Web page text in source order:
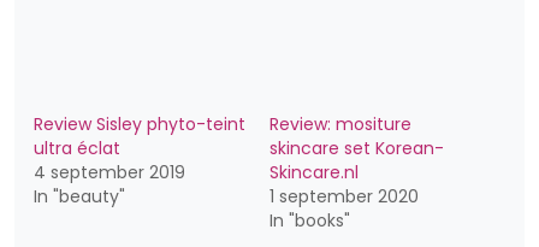
Review Sisley phyto-teint
ultra éclat
4 september 2019
In "beauty"
Review: mositure
skincare set Korean-
Skincare.nl
1 september 2020
In "books"